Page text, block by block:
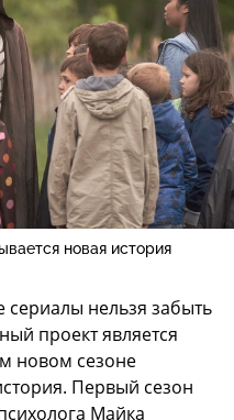
новая история
нельзя забыть
проект является
новом сезоне
Первый сезон
Майка